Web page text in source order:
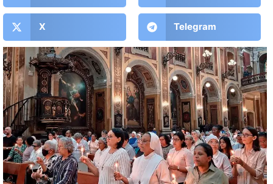
X Telegram